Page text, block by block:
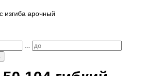
изгиба арочный